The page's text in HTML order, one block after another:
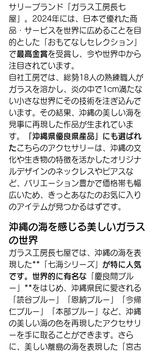
サリーブランド「ガラス工房長七
屋」。2024年には、日本で優れた商
品・サービスを世界に広めることを目
的とした「おもてなしセレクション」
で最高金賞を受賞し、今や世界中から
注目されています。
自社工房では、総勢18人の熟練職人が
ガラスを溶かし、炎の中で1cm満たな
い小さな世界にその技術を注ぎ込んで
います。その結果、沖縄の美しい海を
見事に再現した作品が生まれていま
す。
「沖縄県優良県産品」にも選ばれ
たこちらのアクセサリーは、沖縄の文
化や生き物の特徴を活かしたオリジナ
ルデザインのネックレスやピアスな
ど、バリエーション豊かで価格帯も幅
広いため、きっとあなたのお気に入り
のアイテムが見つかるはずです。
沖縄の海を感じる美しいガラス
の世界
ガラス工房長七屋では、沖縄の海を表
現した**「七海シリーズ」 が特に人気
です。世界的に有名な 「慶良間ブル
ー」**をはじめ、沖縄県民に愛される
「読谷ブルー」「恩納ブルー」「今帰
仁ブルー」「本部ブルー」など、沖縄
の美しい海の色を再現したアクセサリ
ーを手に取ることができます。さら
に、美しい離島の海を表現した「宮古